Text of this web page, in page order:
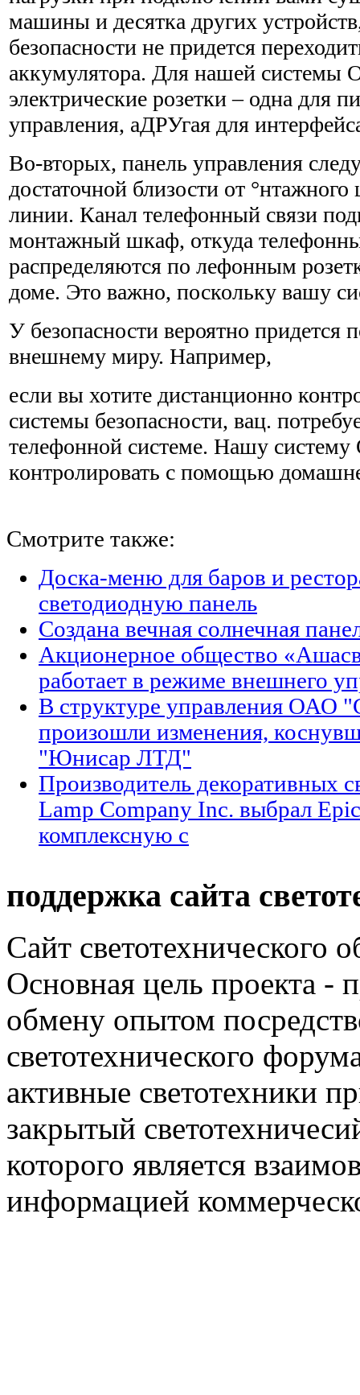
машины и десятка других
безопасности не придется
аккумулятора. Для нашей системы
электрические розетки – одна для
управления, аДРУгая для
Во-вторых, панель управления
достаточной близости от
линии. Канал телефонный связи
монтажный шкаф, откуда
распределяются по лефонным
доме. Это важно, поскольку вашу
У безопасности вероятно придется
внешнему миру. Например,
если вы хотите дистанционно
системы безопасности, вац.
телефонной системе. Нашу
контролировать с помощью
Смотрите также:
Доска-меню для баров и
светодиодную панель
Создана вечная солнечная
Акционерное общество
работает в режиме внешнего
В структуре управления ОАО
произошли изменения,
"Юнисар ЛТД"
Производитель декоративных
Lamp Company Inc. выбрал
комплексную с
поддержка сайта
Сайт светотехнического
Основная цель проекта -
обмену опытом
светотехнического
активные светотехники
закрытый
которого является
информацией